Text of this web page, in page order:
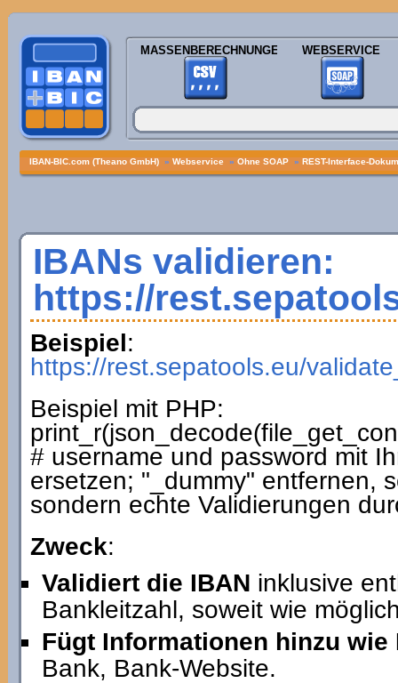
MASSENBERECHNUNGEN WEBSERVICE
IBAN-BIC.com (Theano GmbH) » Webservice » Ohne SOAP » REST-Interface-
IBANs validieren:
https://
Beispiel:
https://rest.sepatools.eu/
Beispiel mit PHP:
# username und password mit
ersetzen; "_dummy" entfernen,
sondern echte Validierungen
Zweck:
Validiert die IBAN inklusive
Bankleitzahl, soweit wie
Fügt Informationen hinzu wie
Bank, Bank-Website.